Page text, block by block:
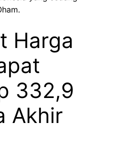
Harga
332,9
Akhir